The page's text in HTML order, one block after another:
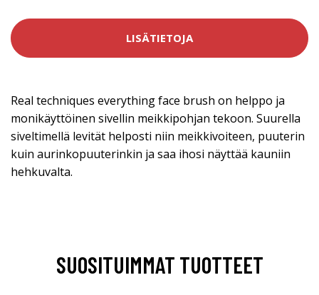
LISÄTIETOJA
Real techniques everything face brush on helppo ja
monikäyttöinen sivellin meikkipohjan tekoon. Suurella
siveltimellä levität helposti niin meikkivoiteen, puuterin
kuin aurinkopuuterinkin ja saa ihosi näyttää kauniin
hehkuvalta.
SUOSITUIMMAT TUOTTEET